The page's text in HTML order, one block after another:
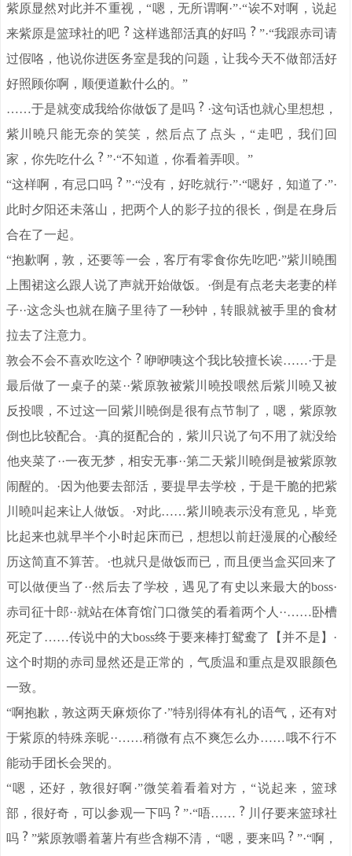
紫原显然对此并不重视，“嗯，无所谓啊·”·“诶不对啊，说起
来紫原是篮球社的吧
这样逃部活真的好吗
”·“我跟赤司请
过假咯，他说你进医务室是我的问题，让我今天不做部活好
好照顾你啊，顺便道歉什么的。”
……于是就变成我给你做饭了是吗
·这句话也就心里想想，
紫川曉只能无奈的笑笑，然后点了点头，“走吧，我们回
家，你先吃什么
”·“不知道，你看着弄呗。”
“这样啊，有忌口吗
”·“没有，好吃就行·”·“嗯好，知道了·”·
此时夕阳还未落山，把两个人的影子拉的很长，倒是在身后
合在了一起。
“抱歉啊，敦，还要等一会，客厅有零食你先吃吧·”紫川曉围
上围裙这么跟人说了声就开始做饭。·倒是有点老夫老妻的样
子··这念头也就在脑子里待了一秒钟，转眼就被手里的食材
拉去了注意力。
敦会不会不喜欢吃这个
咿咿咦这个我比较擅长诶……·于是
最后做了一桌子的菜··紫原敦被紫川曉投喂然后紫川曉又被
反投喂，不过这一回紫川曉倒是很有点节制了，嗯，紫原敦
倒也比较配合。·真的挺配合的，紫川只说了句不用了就没给
他夹菜了·
。
·一夜无梦，相安无事··第二天紫川曉倒是被紫原敦
闹醒的。·因为他要去部活，要提早去学校，于是干脆的把紫
川曉叫起来让人做饭。·对此……紫川曉表示没有意见，毕竟
比起来也就早半个小时起床而已，想想以前赶漫展的心酸经
历这简直不算苦。·也就只是做饭而已，而且便当盒买回来了
可以做便当了·
。
·然后去了学校，遇见了有史以来最大的boss·
赤司征十郎··就站在体育馆门口微笑的看着两个人··……卧槽
死定了……传说中的大boss终于要来棒打鸳鸯了【并不是】·
这个时期的赤司显然还是正常的，气质温和重点是双眼颜色
一致。
“啊抱歉，敦这两天麻烦你了·”特别得体有礼的语气，还有对
于紫原的特殊亲昵··……稍微有点不爽怎么办……哦不行不
能动手团长会哭的。
“嗯，还好，敦很好啊·”微笑着看着对方，“说起来，篮球
部，很好奇，可以参观一下吗
”·“唔……
川仔要来篮球社
吗
”紫原敦嚼着薯片有些含糊不清，“嗯，要来吗
”·“啊，